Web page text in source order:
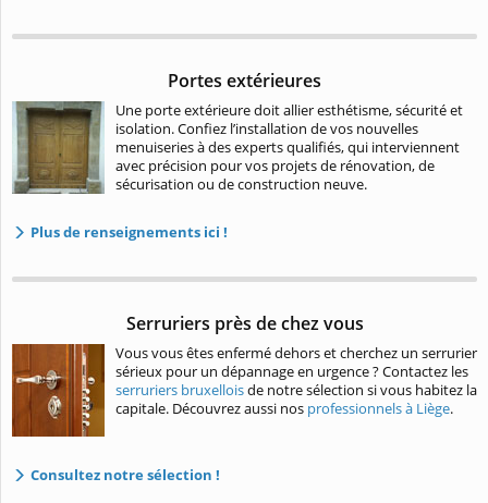
Portes extérieures
Une porte extérieure doit allier esthétisme, sécurité et
isolation. Confiez l’installation de vos nouvelles
menuiseries à des experts qualifiés, qui interviennent
avec précision pour vos projets de rénovation, de
sécurisation ou de construction neuve.
Plus de renseignements ici !
Serruriers près de chez vous
Vous vous êtes enfermé dehors et cherchez un serrurier
sérieux pour un dépannage en urgence ? Contactez les
serruriers bruxelloisde notre sélection si vous habitez la
capitale. Découvrez aussi nos professionnels à Liège.
Consultez notre sélection !